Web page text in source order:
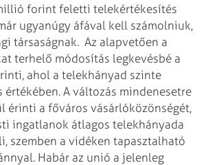
forint feletti telekértékesítés
ugyanúgy áfával kell számolniuk,
társaságnak. Az alapvetően a
terhelő módosítás legkevésbé a
ahol a telekhányad szinte
értékében. A változás mindenesetre
érinti a főváros vásárlóközönségét,
ingatlanok átlagos telekhányada
szemben a vidéken tapasztalható
Habár az unió a jelenleg